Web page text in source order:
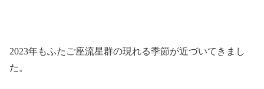
2023年もふたご座流星群の現れる季節が近づいてきまし
た。